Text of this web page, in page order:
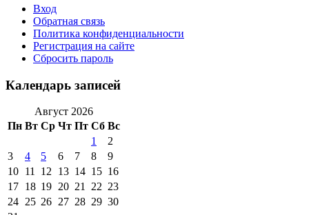
Вход
Обратная связь
Политика конфиденциальности
Регистрация на сайте
Сбросить пароль
Календарь записей
Август 2026
Пн Вт Ср Чт Пт Сб Вс
1
2
3
4 5 6 7 8
9
10 11 12 13 14 15 16
17 18 19 20 21 22 23
24 25 26 27 28 29 30